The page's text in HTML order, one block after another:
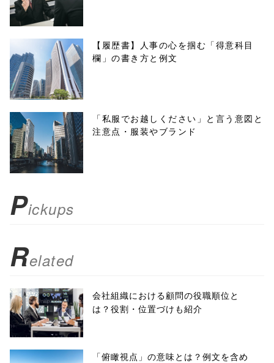
w.open(this.hre
f, 'Gwindow',
'width=550,
height=450,
menubar=no,
toolbar=no,
scrollbars=yes'
false;"> シェア
【履歴書】人事の心を掴む「得意科目
欄」の書き方と例文
「私服でお越しください」と言う意図と
注意点・服装やブランド
Pickups
Related
会社組織における顧問の役職順位と
は？役割・位置づけも紹介
「俯瞰視点」の意味とは？例文を含め